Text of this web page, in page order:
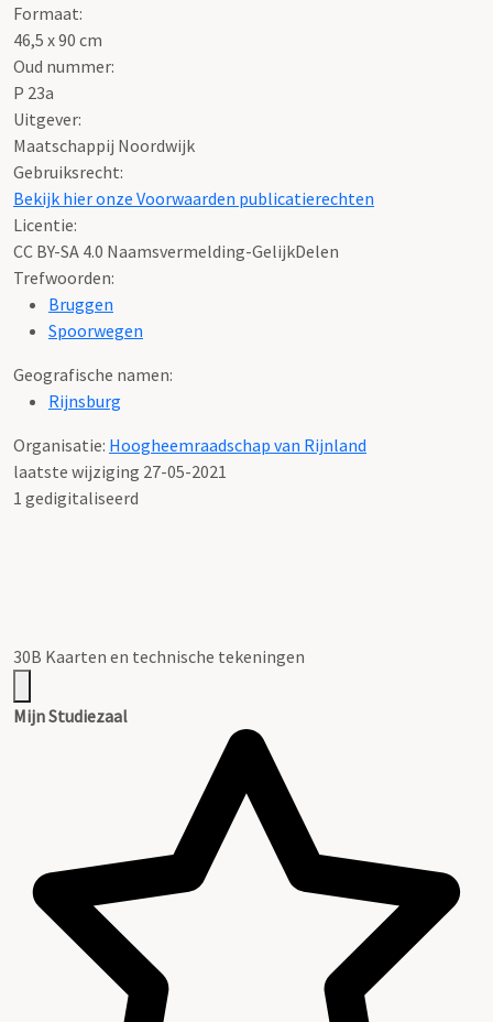
Formaat:
46,5 x 90 cm
Oud nummer:
P 23a
Uitgever:
Maatschappij Noordwijk
Gebruiksrecht:
Bekijk hier onze Voorwaarden publicatierechten
Licentie:
CC BY-SA 4.0 Naamsvermelding-GelijkDelen
Trefwoorden:
Bruggen
Spoorwegen
Geografische namen:
Rijnsburg
Organisatie: Hoogheemraadschap van Rijnland
laatste wijziging 27-05-2021
1 gedigitaliseerd
30B Kaarten en technische tekeningen
Mijn Studiezaal